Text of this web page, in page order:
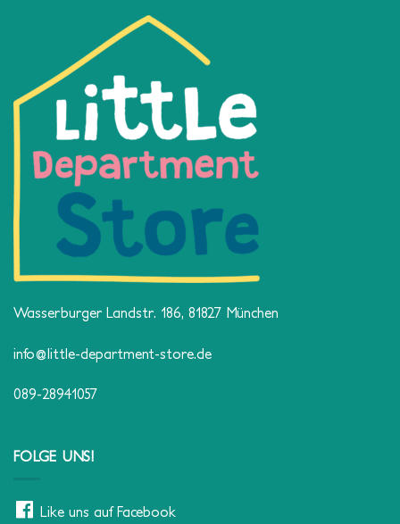
Wasserburger Landstr. 186, 81827 München
info@little-department-store.de
089-28941057
FOLGE UNS!
Like uns auf Facebook